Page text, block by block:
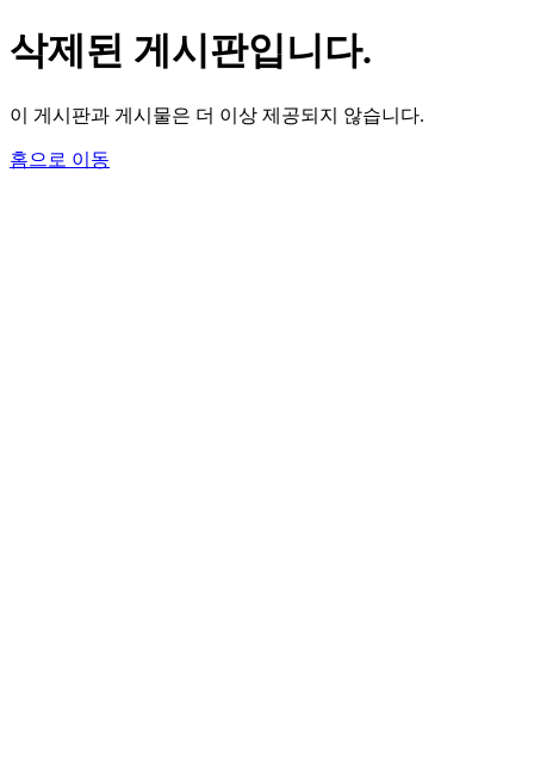
삭제된 게시판입니다.
이 게시판과 게시물은 더 이상 제공되지 않습니다.
홈으로 이동